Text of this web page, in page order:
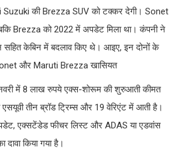
Suzuki की Brezza SUV को टक्कर देगी। Sonet
Brezza को 2022 में अपडेट मिला था। कंपनी ने
सहित केबिन में बदलाव किए थे। आइए, इन दोनों के
और Maruti Brezza खासियत
में 8 लाख रुपये एक्स-शोरूम की शुरुआती कीमत
एसयूवी तीन ब्रॉड ट्रिम्स और 19 वेरिएंट में आती है।
एक्सटेंडेड फीचर लिस्ट और ADAS या एडवांस
किया गया है।